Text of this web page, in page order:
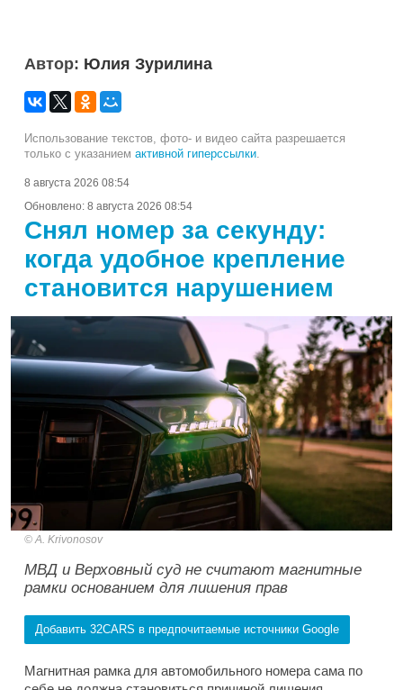
Автор: Юлия Зурилина
Использование текстов, фото- и видео сайта разрешается
только с указанием активной гиперссылки
8 августа 2026 08:54
Обновлено: 8 августа 2026 08:54
Снял номер за секунду:
когда удобное крепление
становится нарушением
A. Krivonosov
МВД и Верховный суд не считают магнитные
рамки основанием для лишения прав
Добавить 32CARS в предпочитаемые источники Google
Магнитная рамка для автомобильного номера сама по